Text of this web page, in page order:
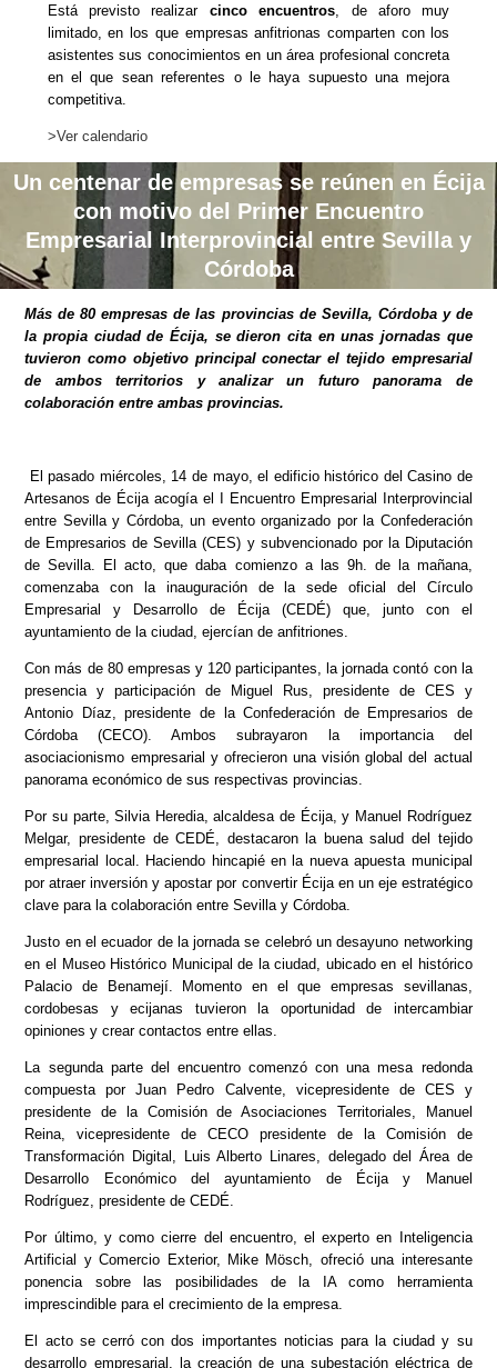
Está previsto realizar cinco encuentros, de aforo muy
limitado, en los que empresas anfitrionas comparten con los
asistentes sus conocimientos en un área profesional concreta
en el que sean referentes o le haya supuesto una mejora
competitiva.
>Ver calendario
Un centenar de empresas se reúnen en Écija
con motivo del Primer Encuentro
Empresarial Interprovincial entre Sevilla y
Córdoba
Más de 80 empresas de las provincias de Sevilla, Córdoba y de
la propia ciudad de Écija, se dieron cita en unas jornadas que
tuvieron como objetivo principal conectar el tejido empresarial
de ambos territorios y analizar un futuro panorama de
colaboración entre ambas provincias.
El pasado miércoles, 14 de mayo, el edificio histórico del Casino de
Artesanos de Écija acogía el I Encuentro Empresarial Interprovincial
entre Sevilla y Córdoba, un evento organizado por la Confederación
de Empresarios de Sevilla (CES) y subvencionado por la Diputación
de Sevilla. El acto, que daba comienzo a las 9h. de la mañana,
comenzaba con la inauguración de la sede oficial del Círculo
Empresarial y Desarrollo de Écija (CEDÉ) que, junto con el
ayuntamiento de la ciudad, ejercían de anfitriones.
Con más de 80 empresas y 120 participantes, la jornada contó con la
presencia y participación de Miguel Rus, presidente de CES y
Antonio Díaz, presidente de la Confederación de Empresarios de
Córdoba (CECO). Ambos subrayaron la importancia del
asociacionismo empresarial y ofrecieron una visión global del actual
panorama económico de sus respectivas provincias.
Por su parte, Silvia Heredia, alcaldesa de Écija, y Manuel Rodríguez
Melgar, presidente de CEDÉ, destacaron la buena salud del tejido
empresarial local. Haciendo hincapié en la nueva apuesta municipal
por atraer inversión y apostar por convertir Écija en un eje estratégico
clave para la colaboración entre Sevilla y Córdoba.
Justo en el ecuador de la jornada se celebró un desayuno networking
en el Museo Histórico Municipal de la ciudad, ubicado en el histórico
Palacio de Benamejí. Momento en el que empresas sevillanas,
cordobesas y ecijanas tuvieron la oportunidad de intercambiar
opiniones y crear contactos entre ellas.
La segunda parte del encuentro comenzó con una mesa redonda
compuesta por Juan Pedro Calvente, vicepresidente de CES y
presidente de la Comisión de Asociaciones Territoriales, Manuel
Reina, vicepresidente de CECO presidente de la Comisión de
Transformación Digital, Luis Alberto Linares, delegado del Área de
Desarrollo Económico del ayuntamiento de Écija y Manuel
Rodríguez, presidente de CEDÉ.
Por último, y como cierre del encuentro, el experto en Inteligencia
Artificial y Comercio Exterior, Mike Mösch, ofreció una interesante
ponencia sobre las posibilidades de la IA como herramienta
imprescindible para el crecimiento de la empresa.
El acto se cerró con dos importantes noticias para la ciudad y su
desarrollo empresarial, la creación de una subestación eléctrica de